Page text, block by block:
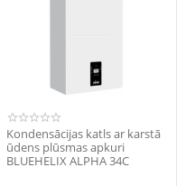
Kondensācijas katls ar karstā
ūdens plūsmas apkuri
BLUEHELIX ALPHA 34C